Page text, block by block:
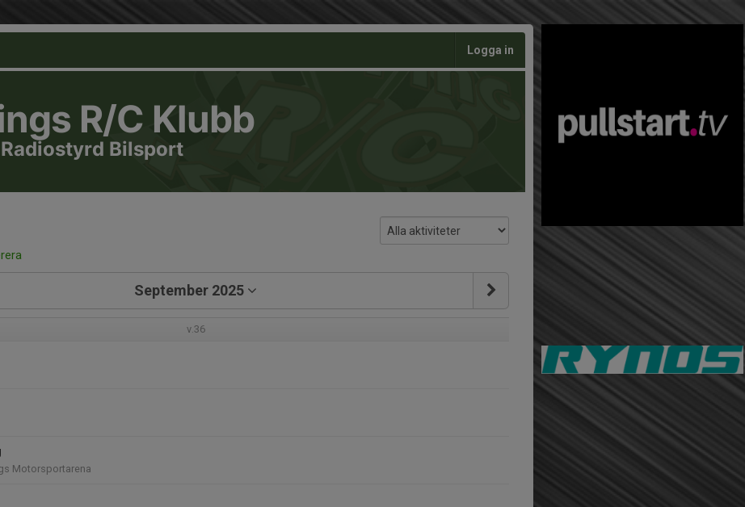
Logga in
R/C Klubb
Bilsport
September 2025
v.36
Motorsportarena